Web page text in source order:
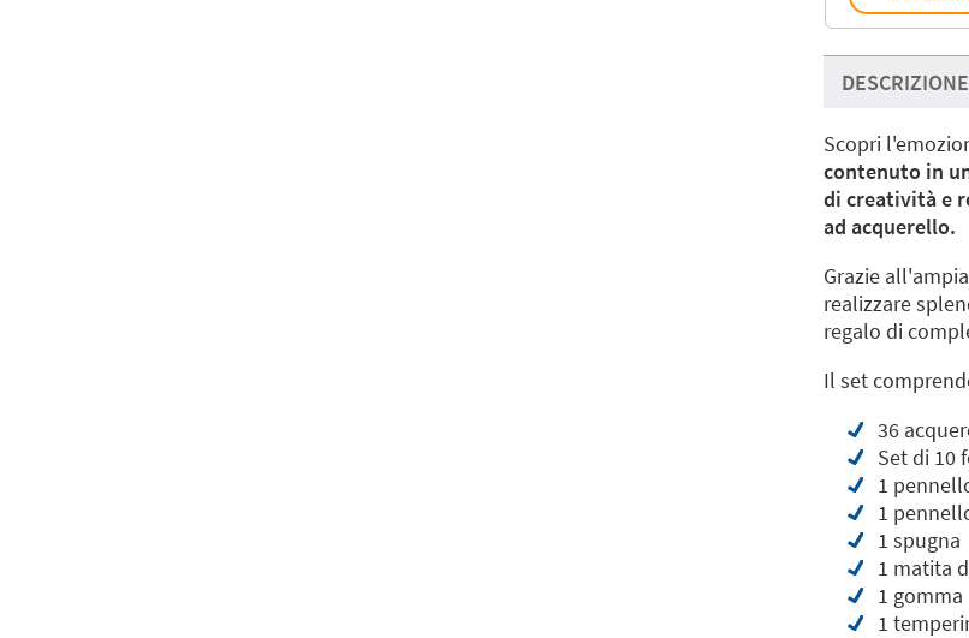
DESCRIZIONE
Scopri
contenuto in
di creatività e
ad acquerello.
Grazie
realizzare
regalo di
Il set
36
Set di 10
1
1
1 spugna
1 matita
1 gomma
1